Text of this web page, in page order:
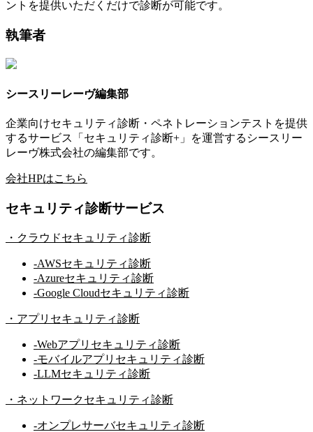
ントを提供いただくだけで診断が可能です。
執筆者
シースリーレーヴ編集部
企業向けセキュリティ診断・ペネトレーションテストを提供
するサービス「セキュリティ診断+」を運営するシースリー
レーヴ株式会社の編集部です。
会社HPはこちら
セキュリティ診断サービス
・ クラウドセキュリティ診断
-AWSセキュリティ診断
-Azureセキュリティ診断
-Google Cloudセキュリティ診断
・ アプリセキュリティ診断
-Webアプリセキュリティ診断
-モバイルアプリセキュリティ診断
-LLMセキュリティ診断
・ ネットワークセキュリティ診断
-オンプレサーバセキュリティ診断